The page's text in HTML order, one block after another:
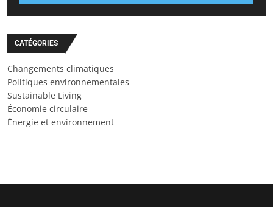
CATÉGORIES
Changements climatiques
Politiques environnementales
Sustainable Living
Économie circulaire
Énergie et environnement